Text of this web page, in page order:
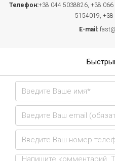
Телефон:+38 044 5038826, +38 066
5154019, +38
E-mail: